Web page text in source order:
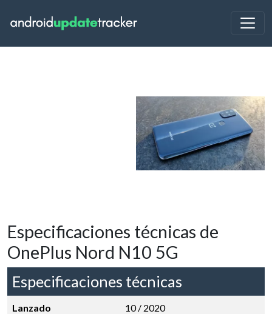
Especificaciones técnicas de
OnePlus Nord N10 5G
Especificaciones técnicas
Lanzado 10 / 2020